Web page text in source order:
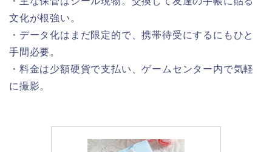
文化が根強い。
・データ化はまだ限定的で、携帯待受にするにもひと
手間必要。
・料金は少額硬貨で支払い、ゲームセンター内で気軽
に撮影。